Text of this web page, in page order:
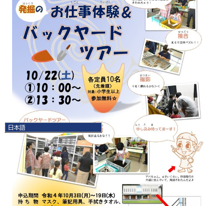
日本語
日本語
English
한국어
简体中文
繁體中文